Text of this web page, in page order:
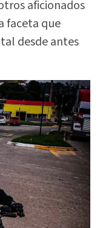
aficionados
faceta que
desde antes